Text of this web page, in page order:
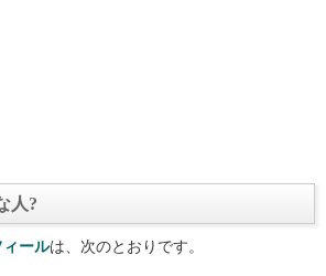
人?
ールは、次のとおりです。